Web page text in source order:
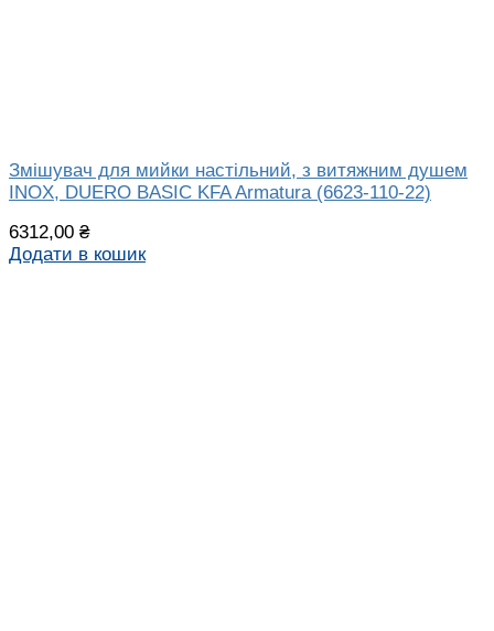
Змішувач для мийки настільний, з витяжним душем
INOX, DUERO BASIC KFA Armatura (6623-110-22)
6312,00 ₴
Додати в кошик